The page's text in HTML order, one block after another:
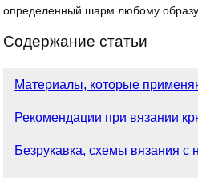
определенный шарм любому образу.
Содержание статьи
Материалы, которые
Рекомендации при вязании
Безрукавка, схемы вязания с